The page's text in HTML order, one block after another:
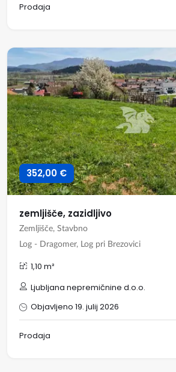
Prodaja
352,00 €
zemljišče, zazidljivo
Zemljišče, Stavbno
Log - Dragomer, Log pri Brezovici
1,10 m²
Ljubljana nepremičnine d.o.o.
Objavljeno 19. julij 2026
Prodaja